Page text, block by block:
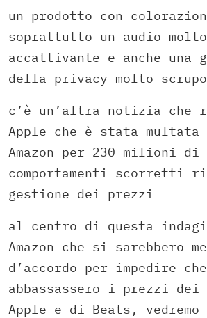
un prodotto con
soprattutto un audio
accattivante e anche una
della privacy molto
c’è un’altra notizia che
Apple che è stata multata
Amazon per 230 milioni di
comportamenti scorretti
gestione dei prezzi
al centro di questa
Amazon che si sarebbero
d’accordo per impedire
abbassassero i prezzi
Apple e di Beats,